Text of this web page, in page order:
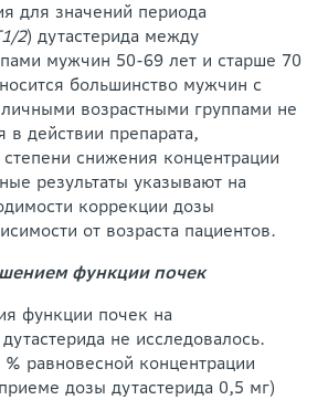
для значений периода
2) дутастерида между
мужчин 50-69 лет и старше 70
большинство мужчин с
возрастными группами не
в действии препарата,
снижения концентрации
результаты указывают на
коррекции дозы
от возраста пациентов.
функции почек
функции почек на
не исследовалось.
равновесной концентрации
дозы дутастерида 0,5 мг)